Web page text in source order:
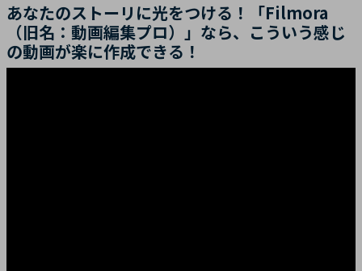
あなたのストーリに光をつける！「Filmora
（旧名：動画編集プロ）」なら、こういう感じ
の動画が楽に作成できる！